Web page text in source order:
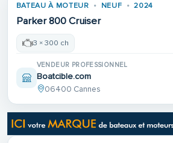
BATEAU À MOTEUR NEUF 2024
Parker 800 Cruiser
3 × 300 ch
VENDEUR PROFESSIONNEL
Boatcible.com
06400 Cannes